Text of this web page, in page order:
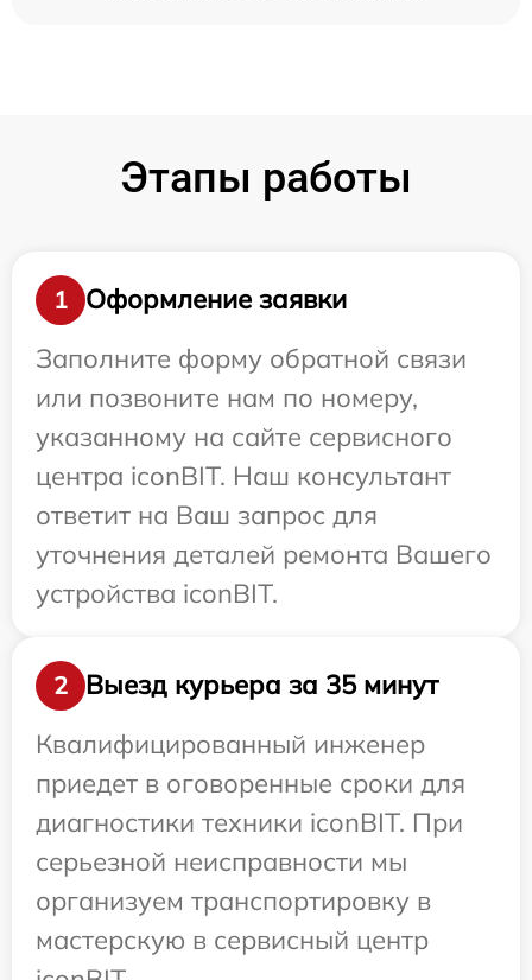
Этапы работы
1
Оформление заявки
Заполните форму обратной связи
или позвоните нам по номеру,
указанному на сайте сервисного
центра iconBIT. Наш консультант
ответит на Ваш запрос для
уточнения деталей ремонта Вашего
устройства iconBIT.
2
Выезд курьера за 35 минут
Квалифицированный инженер
приедет в оговоренные сроки для
диагностики техники iconBIT. При
серьезной неисправности мы
организуем транспортировку в
мастерскую в сервисный центр